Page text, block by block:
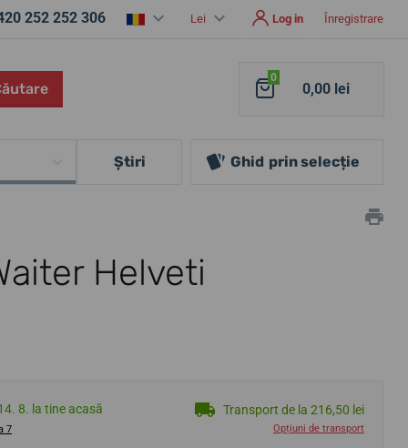
252 252 306 Lei Log in Înregistrare
0
0,00 lei
Ştiri Ghid prin selecție
Helveti
8. la tine acasă
7
Transport de la 216,50 lei
Opțiuni de transport